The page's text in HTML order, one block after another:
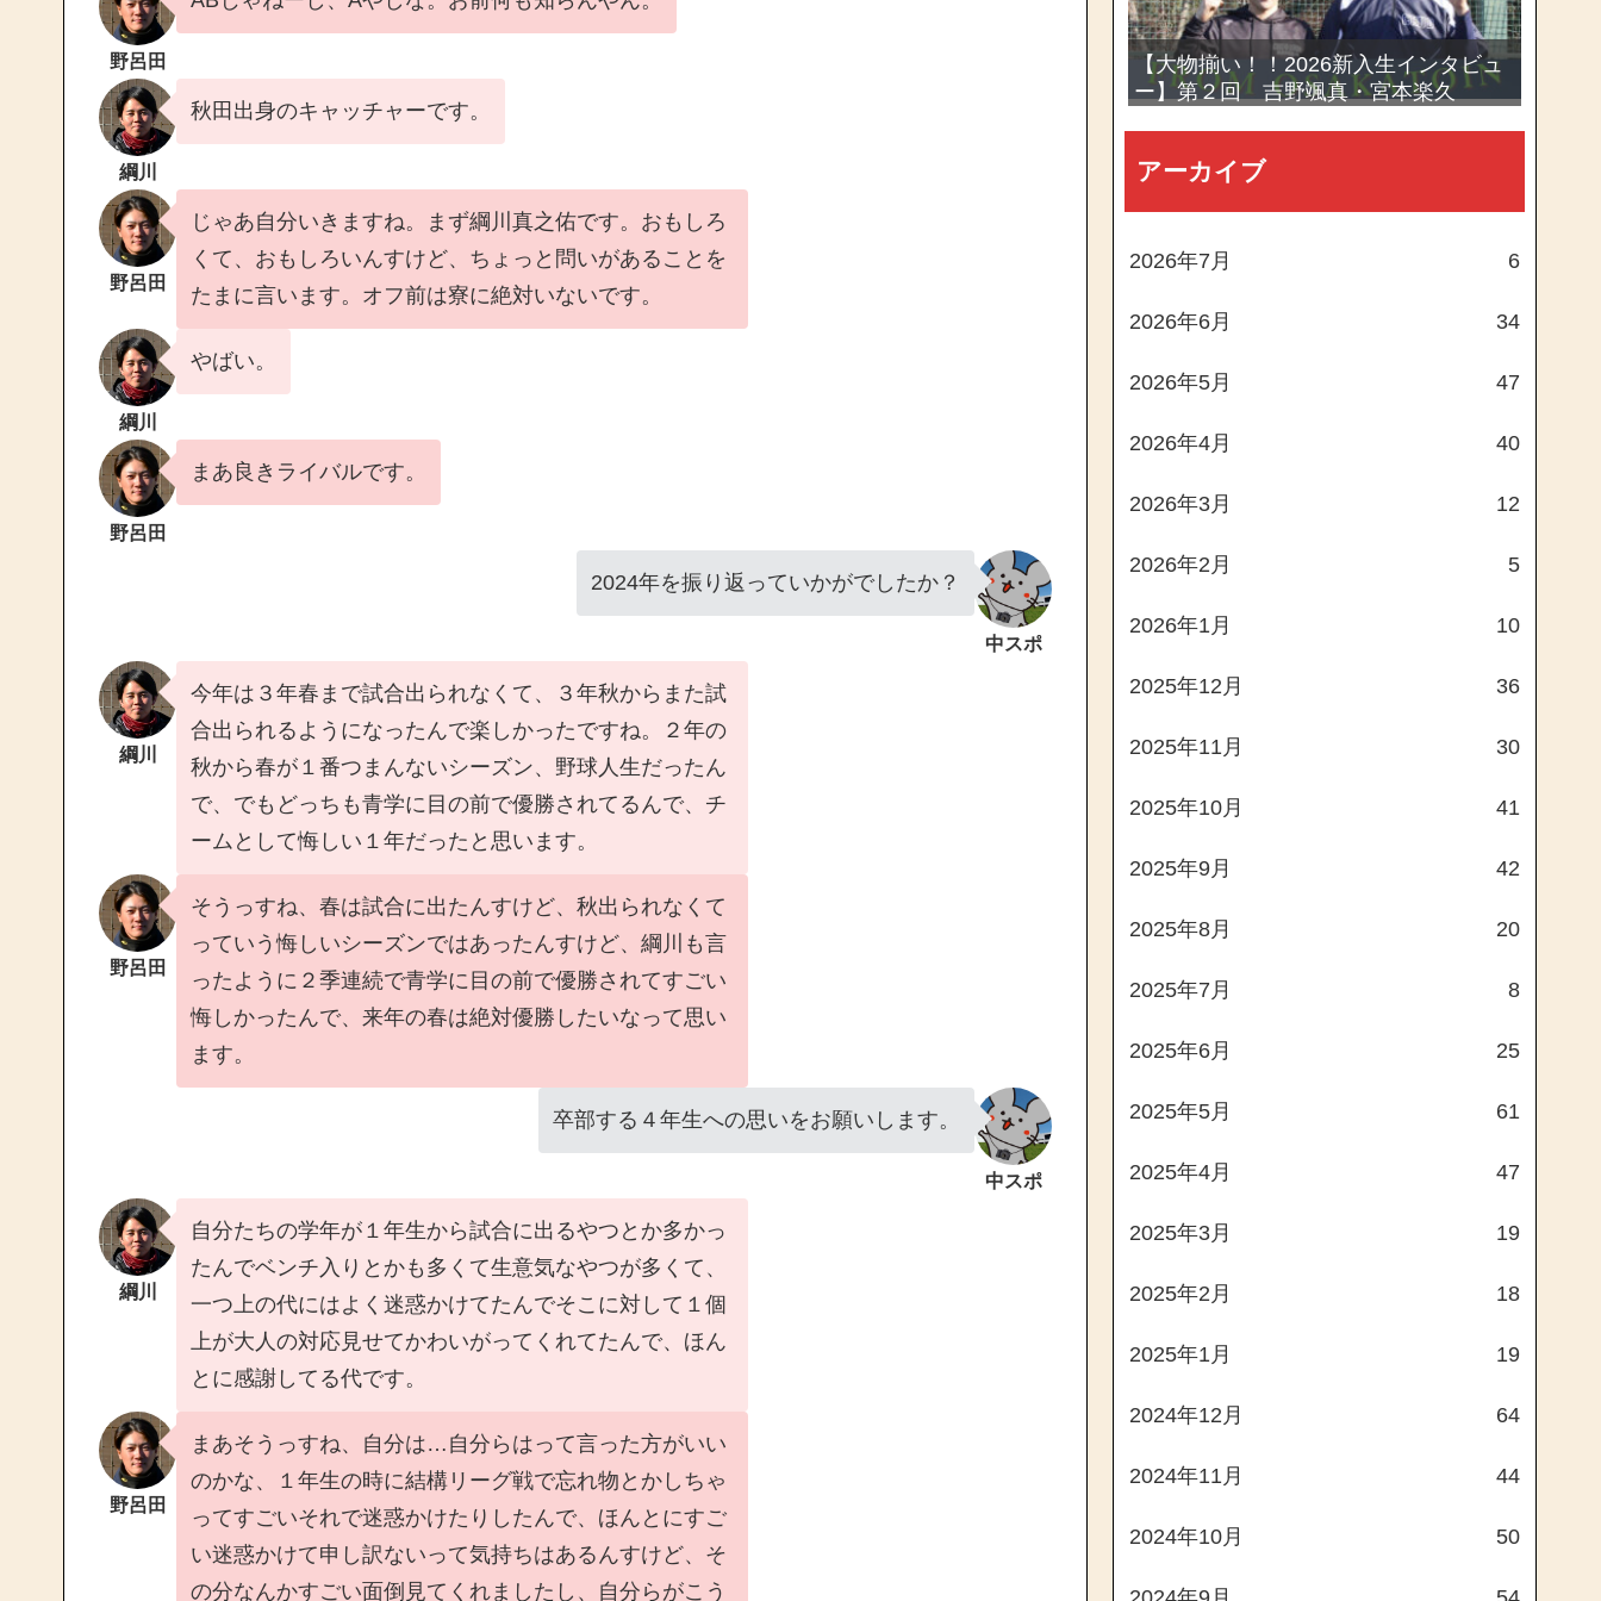
野呂田
綱川
秋田出身のキャッチャーです。
野呂田
じゃあ自分いきますね。まず綱川真之佑です。おもしろ
くて、おもしろいんすけど、ちょっと問いがあることを
たまに言います。オフ前は寮に絶対いないです。
綱川
やばい。
野呂田
まあ良きライバルです。
2024年を振り返っていかがでしたか？
中スポ
綱川
今年は３年春まで試合出られなくて、３年秋からまた試
合出られるようになったんで楽しかったですね。２年の
秋から春が１番つまんないシーズン、野球人生だったん
で、でもどっちも青学に目の前で優勝されてるんで、チ
ームとして悔しい１年だったと思います。
野呂田
そうっすね、春は試合に出たんすけど、秋出られなくて
っていう悔しいシーズンではあったんすけど、綱川も言
ったように２季連続で青学に目の前で優勝されてすごい
悔しかったんで、来年の春は絶対優勝したいなって思い
ます。
卒部する４年生への思いをお願いします。
中スポ
綱川
自分たちの学年が１年生から試合に出るやつとか多かっ
たんでベンチ入りとかも多くて生意気なやつが多くて、
一つ上の代にはよく迷惑かけてたんでそこに対して１個
上が大人の対応見せてかわいがってくれてたんで、ほん
とに感謝してる代です。
野呂田
まあそうっすね、自分は…自分らはって言った方がいい
のかな、１年生の時に結構リーグ戦で忘れ物とかしちゃ
ってすごいそれで迷惑かけたりしたんで、ほんとにすご
い迷惑かけて申し訳ないって気持ちはあるんすけど、そ
の分なんかすごい面倒見てくれましたし、自分らがこう
【大物揃い！！2026新入生インタビュ
ー】第２回 吉野颯真・宮本楽久
アーカイブ
2026年7月 6
2026年6月 34
2026年5月 47
2026年4月 40
2026年3月 12
2026年2月 5
2026年1月 10
2025年12月 36
2025年11月 30
2025年10月 41
2025年9月 42
2025年8月 20
2025年7月 8
2025年6月 25
2025年5月 61
2025年4月 47
2025年3月 19
2025年2月 18
2025年1月 19
2024年12月 64
2024年11月 44
2024年10月 50